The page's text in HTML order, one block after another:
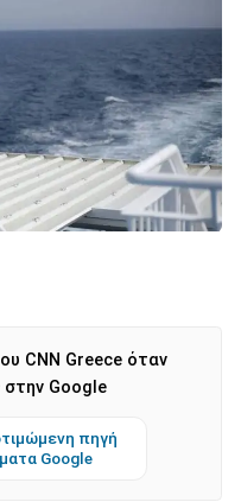
CNN Greece όταν
στην Google
πηγή
Google